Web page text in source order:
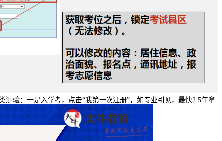
验：一是入学考，点击“我第一次注册”，如专业引见，最快2.5年拿